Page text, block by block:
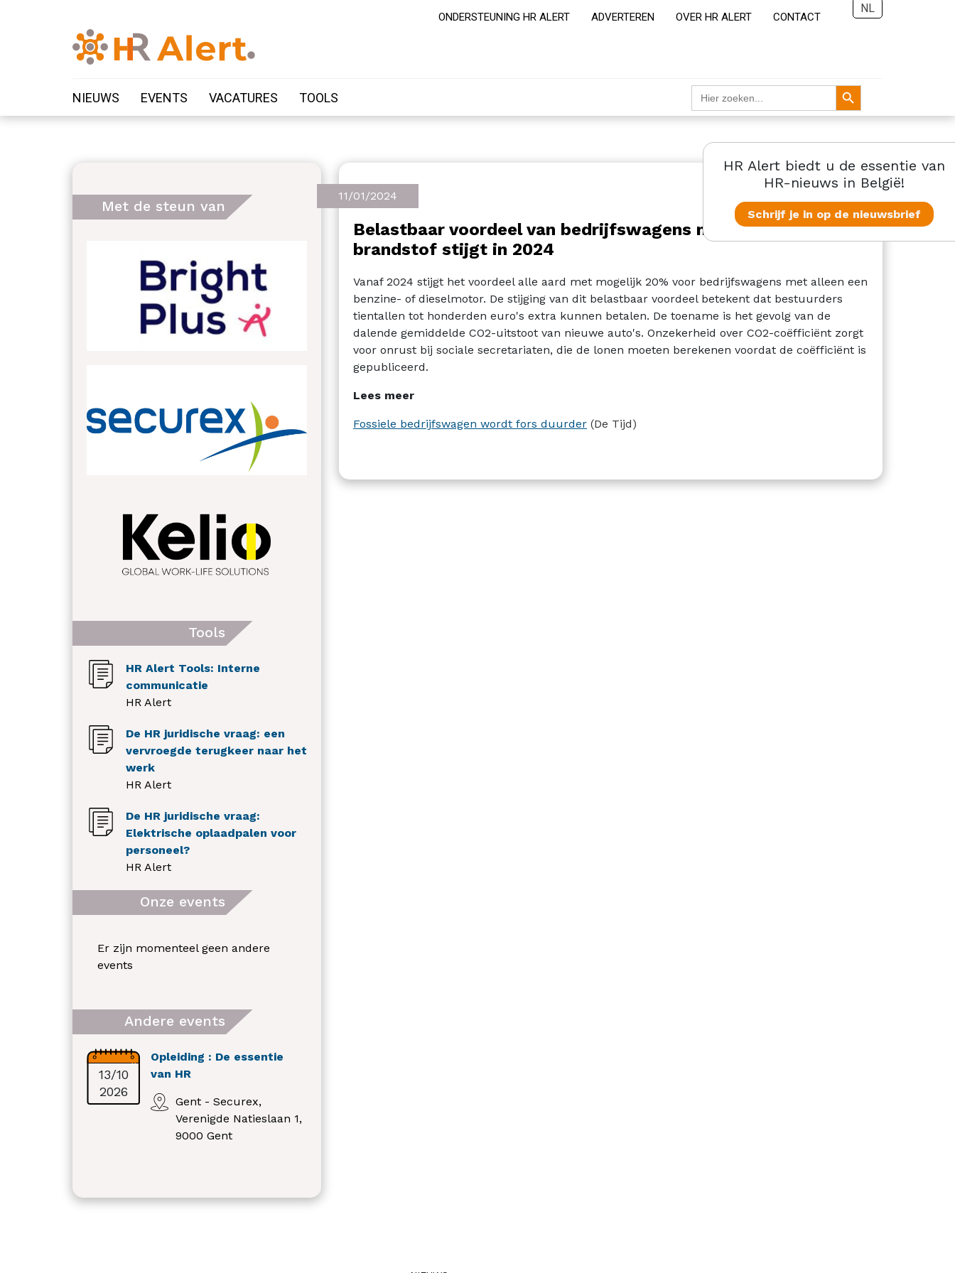
ONDERSTEUNING HR ALERT ADVERTEREN OVER HR ALERT CONTACT
NL
NIEUWS EVENTS VACATURES TOOLS
Zoek
naar:
Zoekknop
Met de steun van
Tools
HR Alert Tools: Interne
communicatie
HR Alert
De HR juridische vraag: een
vervroegde terugkeer naar het
werk
HR Alert
De HR juridische vraag:
Elektrische oplaadpalen voor
personeel?
HR Alert
Onze events
Er zijn momenteel geen andere
events
Andere events
13/10
2026
Opleiding : De essentie
van HR
Gent - Securex,
Verenigde Natieslaan 1,
9000 Gent
HR Alert biedt u de essentie van
HR-nieuws in België!
Schrijf je in op de nieuwsbrief
HR Mobility
11/01/2024
Belastbaar voordeel van bedrijfswagens met fossiele
brandstof stijgt in 2024
Vanaf 2024 stijgt het voordeel alle aard met mogelijk 20% voor bedrijfswagens met alleen een
benzine- of dieselmotor. De stijging van dit belastbaar voordeel betekent dat bestuurders
tientallen tot honderden euro's extra kunnen betalen. De toename is het gevolg van de
dalende gemiddelde CO2-uitstoot van nieuwe auto's. Onzekerheid over CO2-coëfficiënt zorgt
voor onrust bij sociale secretariaten, die de lonen moeten berekenen voordat de coëfficiënt is
gepubliceerd.
Lees meer
Fossiele bedrijfswagen wordt fors duurder (De Tijd)